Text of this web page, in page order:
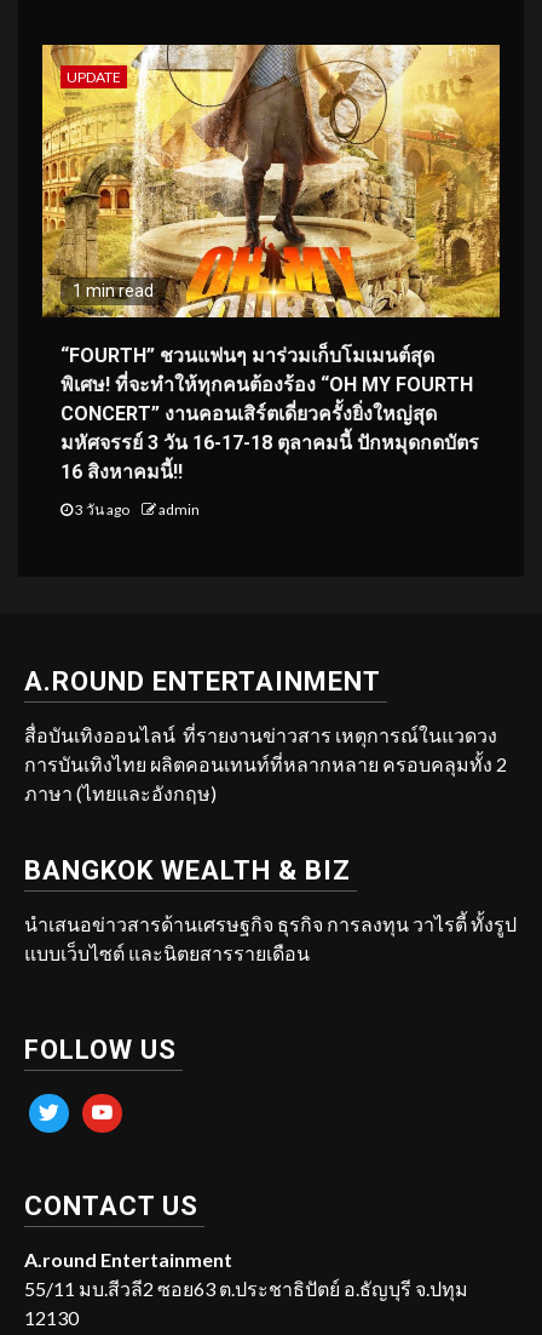
UPDATE
1 min read
“FOURTH” ชวนแฟนๆ มาร่วมเก็บโมเมนต์สุด
พิเศษ! ที่จะทำให้ทุกคนต้องร้อง “OH MY FOURTH
CONCERT” งานคอนเสิร์ตเดี่ยวครั้งยิ่งใหญ่สุด
มหัศจรรย์ 3 วัน 16-17-18 ตุลาคมนี้ ปักหมุดกดบัตร
16 สิงหาคมนี้!!
3 วัน ago admin
A.ROUND ENTERTAINMENT
สื่อบันเทิงออนไลน์ ที่รายงานข่าวสาร เหตุการณ์ในแวดวง
การบันเทิงไทย ผลิตคอนเทนท์ที่หลากหลาย ครอบคลุมทั้ง 2
ภาษา (ไทยและอังกฤษ)
BANGKOK WEALTH & BIZ
นำเสนอข่าวสารด้านเศรษฐกิจ ธุรกิจ การลงทุน วาไรตี้ ทั้งรูป
แบบเว็บไซต์ และนิตยสารรายเดือน
FOLLOW US
twitter youtube
CONTACT US
A.round Entertainment
55/11 มบ.สีวลี2 ซอย63 ต.ประชาธิปัตย์ อ.ธัญบุรี จ.ปทุม
12130